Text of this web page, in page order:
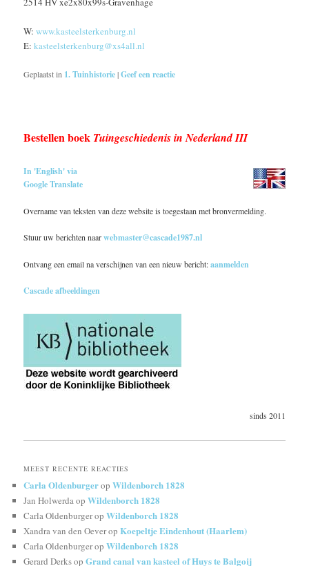
W:www.kasteelsterkenburg.nl
E:kasteelsterkenburg@xs4all.nl
Geplaatst in 1. Tuinhistorie|Geef een reactie
Bestellen boek Tuingeschiedenis in Nederland III
In 'English' via
Google Translate
Overname van teksten van deze website is toegestaan met bronvermelding.
Stuur uw berichten naarwebmaster@cascade1987.nl
Ontvang een email na verschijnen van een nieuw bericht:aanmelden
Cascade afbeeldingen
sinds 2011
MEEST RECENTE REACTIES
Carla OldenburgeropWildenborch 1828
Jan HolwerdaopWildenborch 1828
Carla OldenburgeropWildenborch 1828
Xandra van den OeveropKoepeltje Eindenhout (Haarlem)
Carla OldenburgeropWildenborch 1828
Gerard DerksopGrand canal van kasteel of Huys te Balgoij